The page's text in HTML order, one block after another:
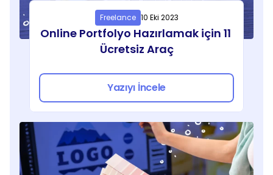
Freelance 10 Eki 2023
Online Portfolyo Hazırlamak için 11
Ücretsiz Araç
Yazıyı İncele